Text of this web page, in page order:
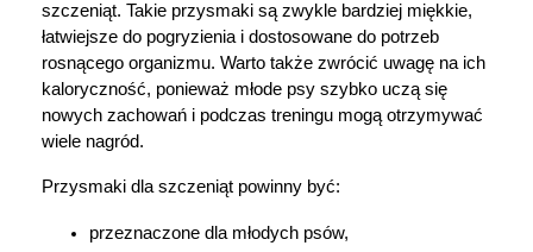
szczeniąt. Takie przysmaki są zwykle bardziej miękkie,
łatwiejsze do pogryzienia i dostosowane do potrzeb
rosnącego organizmu. Warto także zwrócić uwagę na ich
kaloryczność, ponieważ młode psy szybko uczą się
nowych zachowań i podczas treningu mogą otrzymywać
wiele nagród.
Przysmaki dla szczeniąt powinny być:
przeznaczone dla młodych psów,